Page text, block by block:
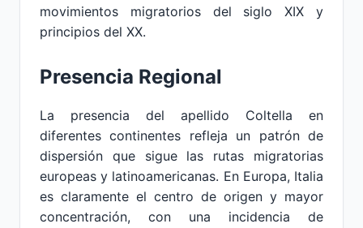
movimientos migratorios del siglo XIX y
principios del XX.
Presencia Regional
La presencia del apellido Coltella en
diferentes continentes refleja un patrón de
dispersión que sigue las rutas migratorias
europeas y latinoamericanas. En Europa, Italia
es claramente el centro de origen y mayor
concentración, con una incidencia de